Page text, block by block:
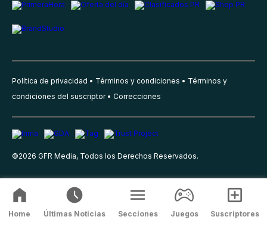
Política de privacidad Términos y condiciones
Términos y
condiciones del suscriptor
Correcciones
©2026 GFR Media, Todos los Derechos Reservados.
Home Últimas Noticias Secciones Juegos Suscriptores